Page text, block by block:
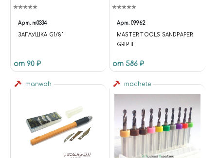
Арт. m0334
ЗАГЛУШКА G1/8"
от 90 ₽
Арт. 09962
MASTER TOOLS SANDPAPER
GRIP II
от 586 ₽
manwah machete